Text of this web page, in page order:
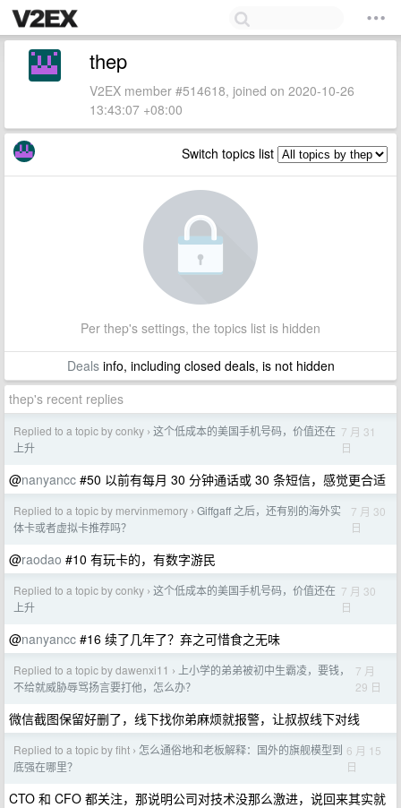
thep
V2EX member #514618, joined on 2020-10-26
13:43:07 +08:00
Switch topics list
Per thep's settings, the topics list is hidden
Dealsinfo, including closed deals, is not hidden
thep's recent replies
Replied to a topic by conky › 这个低成本的美国手机号码，价值还在
上升
7 月 31
日
@nanyancc #50 以前有每月 30 分钟通话或 30 条短信，感觉更合适
Replied to a topic by mervinmemory › Giffgaff 之后，还有别的海外实
体卡或者虚拟卡推荐吗？
7 月 30
日
@raodao #10 有玩卡的，有数字游民
Replied to a topic by conky › 这个低成本的美国手机号码，价值还在
上升
7 月 30
日
@nanyancc #16 续了几年了？弃之可惜食之无味
Replied to a topic by dawenxi11 ›
上小学的弟弟被初中生霸凌，要钱，
不给就威胁辱骂扬言要打他，怎么办？
7 月
29 日
微信截图保留好删了，线下找你弟麻烦就报警，让叔叔线下对线
Replied to a topic by fiht › 怎么通俗地和老板解释：国外的旗舰模型到
底强在哪里？
6 月 15
日
CTO 和 CFO 都关注，那说明公司对技术没那么激进，说回来其实就